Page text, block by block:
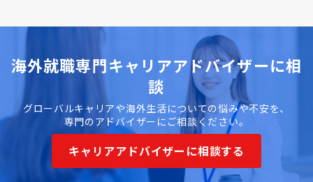
海外就職専門キャリアアドバイザーに相
談
グローバルキャリアや海外生活についての悩みや不安を、
専門のアドバイザーにご相談ください。
キャリアアドバイザーに相談する